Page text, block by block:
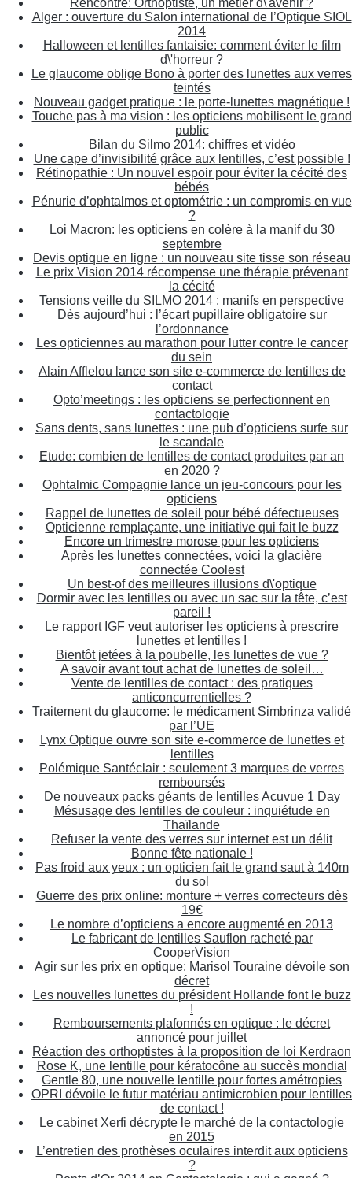
Rencontre: Orthoptiste, un métier d\'avenir ?
Alger : ouverture du Salon international de l’Optique SIOL
2014
Halloween et lentilles fantaisie: comment éviter le film
d\'horreur ?
Le glaucome oblige Bono à porter des lunettes aux verres
teintés
Nouveau gadget pratique : le porte-lunettes magnétique !
Touche pas à ma vision : les opticiens mobilisent le grand
public
Bilan du Silmo 2014: chiffres et vidéo
Une cape d’invisibilité grâce aux lentilles, c’est possible !
Rétinopathie : Un nouvel espoir pour éviter la cécité des
bébés
Pénurie d’ophtalmos et optométrie : un compromis en vue
?
Loi Macron: les opticiens en colère à la manif du 30
septembre
Devis optique en ligne : un nouveau site tisse son réseau
Le prix Vision 2014 récompense une thérapie prévenant
la cécité
Tensions veille du SILMO 2014 : manifs en perspective
Dès aujourd’hui : l’écart pupillaire obligatoire sur
l’ordonnance
Les opticiennes au marathon pour lutter contre le cancer
du sein
Alain Afflelou lance son site e-commerce de lentilles de
contact
Opto’meetings : les opticiens se perfectionnent en
contactologie
Sans dents, sans lunettes : une pub d’opticiens surfe sur
le scandale
Etude: combien de lentilles de contact produites par an
en 2020 ?
Ophtalmic Compagnie lance un jeu-concours pour les
opticiens
Rappel de lunettes de soleil pour bébé défectueuses
Opticienne remplaçante, une initiative qui fait le buzz
Encore un trimestre morose pour les opticiens
Après les lunettes connectées, voici la glacière
connectée Coolest
Un best-of des meilleures illusions d\'optique
Dormir avec les lentilles ou avec un sac sur la tête, c’est
pareil !
Le rapport IGF veut autoriser les opticiens à prescrire
lunettes et lentilles !
Bientôt jetées à la poubelle, les lunettes de vue ?
A savoir avant tout achat de lunettes de soleil…
Vente de lentilles de contact : des pratiques
anticoncurrentielles ?
Traitement du glaucome: le médicament Simbrinza validé
par l’UE
Lynx Optique ouvre son site e-commerce de lunettes et
lentilles
Polémique Santéclair : seulement 3 marques de verres
remboursés
De nouveaux packs géants de lentilles Acuvue 1 Day
Mésusage des lentilles de couleur : inquiétude en
Thaïlande
Refuser la vente des verres sur internet est un délit
Bonne fête nationale !
Pas froid aux yeux : un opticien fait le grand saut à 140m
du sol
Guerre des prix online: monture + verres correcteurs dès
19€
Le nombre d’opticiens a encore augmenté en 2013
Le fabricant de lentilles Sauflon racheté par
CooperVision
Agir sur les prix en optique: Marisol Touraine dévoile son
décret
Les nouvelles lunettes du président Hollande font le buzz
!
Remboursements plafonnés en optique : le décret
annoncé pour juillet
Réaction des orthoptistes à la proposition de loi Kerdraon
Rose K, une lentille pour kératocône au succès mondial
Gentle 80, une nouvelle lentille pour fortes amétropies
OPRI dévoile le futur matériau antimicrobien pour lentilles
de contact !
Le cabinet Xerfi décrypte le marché de la contactologie
en 2015
L’entretien des prothèses oculaires interdit aux opticiens
?